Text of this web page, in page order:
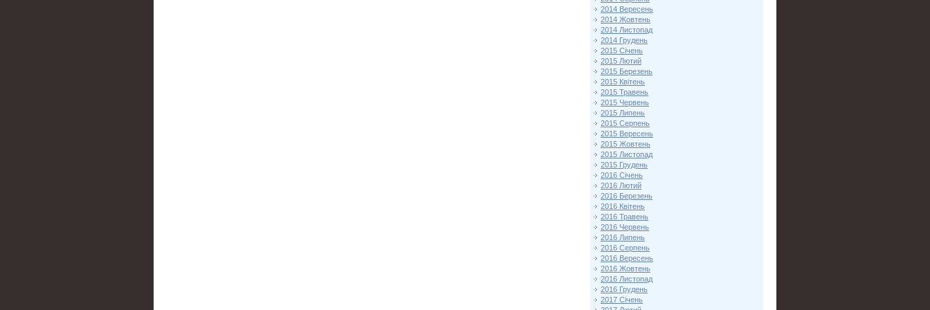
2014 Вересень
2014 Жовтень
2014 Листопад
2014 Грудень
2015 Січень
2015 Лютий
2015 Березень
2015 Квітень
2015 Травень
2015 Червень
2015 Липень
2015 Серпень
2015 Вересень
2015 Жовтень
2015 Листопад
2015 Грудень
2016 Січень
2016 Лютий
2016 Березень
2016 Квітень
2016 Травень
2016 Червень
2016 Липень
2016 Серпень
2016 Вересень
2016 Жовтень
2016 Листопад
2016 Грудень
2017 Січень